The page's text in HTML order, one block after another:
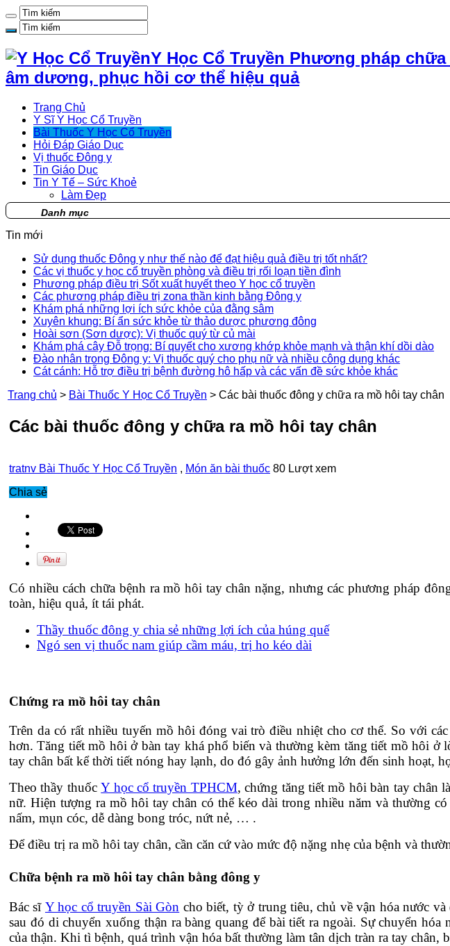
Y Học Cổ Truyền Phương pháp
âm dương, phục hồi cơ thể hiệu quả
Trang Chủ
Y Sĩ Y Học Cổ Truyền
Bài Thuốc Y Học Cổ Truyền
Hỏi Đáp Giáo Dục
Vị thuốc Đông y
Tin Giáo Dục
Tin Y Tế – Sức Khoẻ
Làm Đẹp
Danh mục
Tin mới
Sử dụng thuốc Đông y như thế nào để đạt hiệu quả điều trị tốt nhất?
Các vị thuốc y học cổ truyền phòng và điều trị rối loạn tiền đình
Phương pháp điều trị Sốt xuất huyết theo Y học cổ truyền
Các phương pháp điều trị zona thần kinh bằng Đông y
Khám phá những lợi ích sức khỏe của đằng sâm
Xuyên khung: Bí ẩn sức khỏe từ thảo dược phương đông
Hoài sơn (Sơn dược): Vị thuốc quý từ củ mài
Khám phá cây Đỗ trọng: Bí quyết cho xương khớp khỏe mạnh và thận khí dồi dào
Đào nhân trong Đông y: Vị thuốc quý cho phụ nữ và nhiều công dụng khác
Cát cánh: Hỗ trợ điều trị bệnh đường hô hấp và các vấn đề sức khỏe khác
Trang chủ > Bài Thuốc Y Học Cổ Truyền > Các bài thuốc đông y chữa ra mồ hôi tay chân
Các bài thuốc đông y chữa ra mồ hôi tay chân
tratnv Bài Thuốc Y Học Cổ Truyền , Món ăn bài thuốc 80 Lượt xem
Chia sẻ
Có nhiều cách chữa bệnh ra mồ hôi tay chân nặng, nhưng các phương pháp
toàn, hiệu quả, ít tái phát.
Thầy thuốc đông y chia sẻ những lợi ích của húng quế
Ngó sen vị thuốc nam giúp cầm máu, trị ho kéo dài
Chứng ra mồ hôi tay chân
Trên da có rất nhiều tuyến mồ hôi đóng vai trò điều nhiệt cho cơ thể. So với
hơn. Tăng tiết mồ hôi ở bàn tay khá phổ biến và thường kèm tăng tiết mồ hôi
tay chân bất kể thời tiết nóng hay lạnh, do đó gây ảnh hưởng lớn đến sinh hoạt,
Theo thầy thuốcY học cổ truyền TPHCM, chứng tăng tiết mồ hôi bàn tay chân
nữ. Hiện tượng ra mồ hôi tay chân có thể kéo dài trong nhiều năm và thường
nấm, mụn cóc, dễ dàng bong tróc, nứt nẻ, … .
Để điều trị ra mồ hôi tay chân, cần căn cứ vào mức độ nặng nhẹ của bệnh và
Chữa bệnh ra mồ hôi tay chân bằng đông y
Bác sĩ Y học cổ truyền Sài Gòn cho biết, tỳ ở trung tiêu, chủ về vận hóa nước
sau đó di chuyển xuống thận ra bàng quang để bài tiết ra ngoài. Sự chuyển
của thận. Khi tì bệnh, quá trình vận hóa bất thường làm tân dịch tràn ra tay chân,